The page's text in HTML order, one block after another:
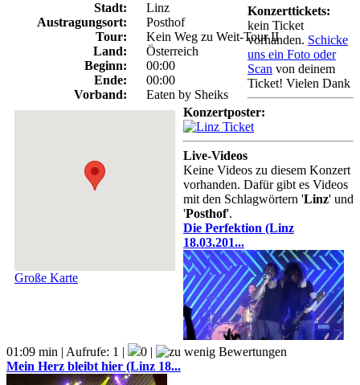
Stadt:
Linz
Austragungsort:
Posthof
Tour:
Kein Weg zu Weit-Tour II
Land:
Österreich
Beginn:
00:00
Ende:
00:00
Vorband:
Eaten by Sheiks
Große Karte
Konzerttickets:
kein Ticket
vorhanden. Schicke
uns ein Foto oder
Scan von deinem
Ticket! Vielen Dank
Konzertposter:
Live-Videos
Keine Videos zu diesem Konzert
vorhanden. Dafür gibt es Videos
mit den Schlagwörtern 'Linz' und
'Posthof'.
Die Perfektion (Linz
18.03.201...
01:09 min | Aufrufe: 1 |
0 |
Mein Herz bleibt hier (Linz 18...